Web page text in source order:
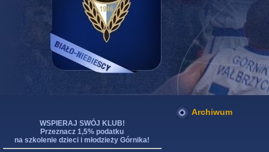
WSPIERAJ SWÓJ KLUB!
Przeznacz 1,5% podatku
na szkolenie dzieci i młodzieży Górnika!
Archiwum